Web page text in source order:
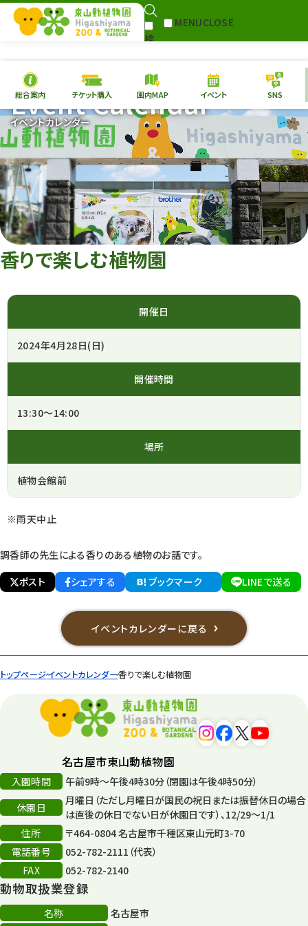
検
MENUCLOSE
本日の開園情報 チケ
園内MAP イベント
総合案内
動物園 植物園
再生プラン
東山動植物園
への支援
Follow
総合案内 チケット購入 園内MAP イベント SNS
イベントカレンダー
Event Calendar
トップページイベントカレンダー香りで楽しむ植物園
香りで楽しむ植物園
開催日
2024年4月28日(日)
開催時間
13:30～14:00
場所
植物会館前
※雨天中止
調香師の先生による香りのある植物のお話です。
ポスト
シェアする ブックマーク LINEで送る
イベントカレンダーに戻る
名古屋市東山動植物園
入園時間
午前9時～午後4時30分（閉園は午後4時50分）
休園日
月曜日（ただし月曜日が国民の祝日または振替休日の場合
は直後の休日でない日が休園日です）、12/29～1/1
住所
〒464-0804 名古屋市千種区東山元町3-70
電話番号
052-782-2111（代表）
FAX
052-782-2140
動物取扱業登録
名称
名古屋市